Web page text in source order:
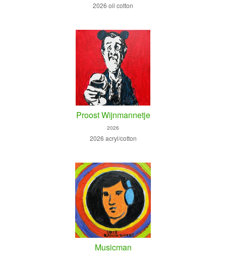
2026 oil cotton
Proost Wijnmannetje
2026
2026 acryl/cotton
Musicman